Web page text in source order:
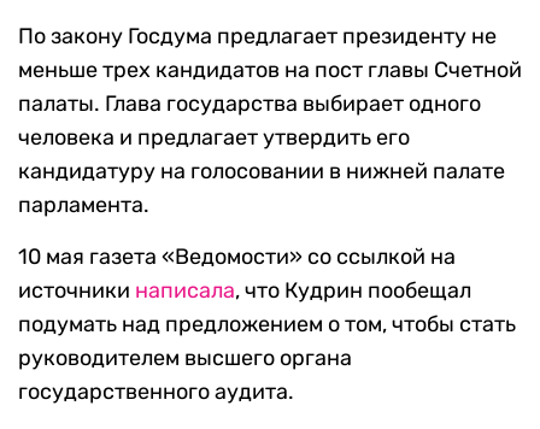
По закону Госдума предлагает президенту не
меньше трех кандидатов на пост главы Счетной
палаты. Глава государства выбирает одного
человека и предлагает утвердить его
кандидатуру на голосовании в нижней палате
парламента.
10 мая газета «Ведомости» со ссылкой на
источники написала, что Кудрин пообещал
подумать над предложением о том, чтобы стать
руководителем высшего органа
государственного аудита.